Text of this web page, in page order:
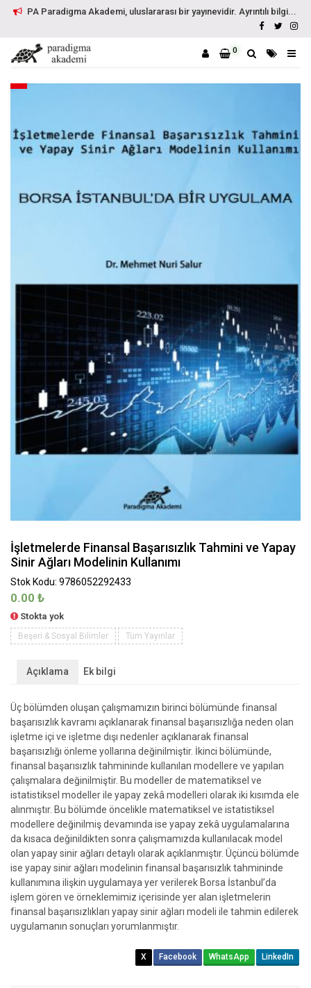
PA Paradigma Akademi, uluslararası bir yayınevidir. Ayrıntılı bilgi...
0
İşletmelerde Finansal Başarısızlık Tahmini ve Yapay
Sinir Ağları Modelinin Kullanımı
Stok Kodu: 9786052292433
0.00 ₺
Stokta yok
Beşeri & Sosyal Bilimler Tüm Yayınlar
Açıklama Ek bilgi
Üç bölümden oluşan çalışmamızın birinci bölümünde finansal
başarısızlık kavramı açıklanarak finansal başarısızlığa neden olan
işletme içi ve işletme dışı nedenler açıklanarak finansal
başarısızlığı önleme yollarına değinilmiştir. İkinci bölümünde,
finansal başarısızlık tahmininde kullanılan modellere ve yapılan
çalışmalara değinilmiştir. Bu modeller de matematiksel ve
istatistiksel modeller ile yapay zekâ modelleri olarak iki kısımda ele
alınmıştır. Bu bölümde öncelikle matematiksel ve istatistiksel
modellere değinilmiş devamında ise yapay zekâ uygulamalarına
da kısaca değinildikten sonra çalışmamızda kullanılacak model
olan yapay sinir ağları detaylı olarak açıklanmıştır. Üçüncü bölümde
ise yapay sinir ağları modelinin finansal başarısızlık tahmininde
kullanımına ilişkin uygulamaya yer verilerek Borsa İstanbul’da
işlem gören ve örneklemimiz içerisinde yer alan işletmelerin
finansal başarısızlıkları yapay sinir ağları modeli ile tahmin edilerek
uygulamanın sonuçları yorumlanmıştır.
X Facebook WhatsApp LinkedIn